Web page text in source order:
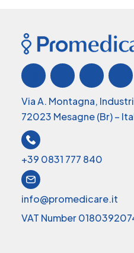
Via A. Montagna,
72023 Mesagne (Br) –
+39 0831 777 840
info@promedicare.it
VAT Number